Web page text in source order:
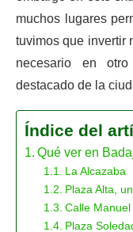
muchos lugares
tuvimos que invertir
necesario en
destacado de la
Índice del
Qué ver en
La Alcazaba
Plaza Alta,
Calle
Plaza